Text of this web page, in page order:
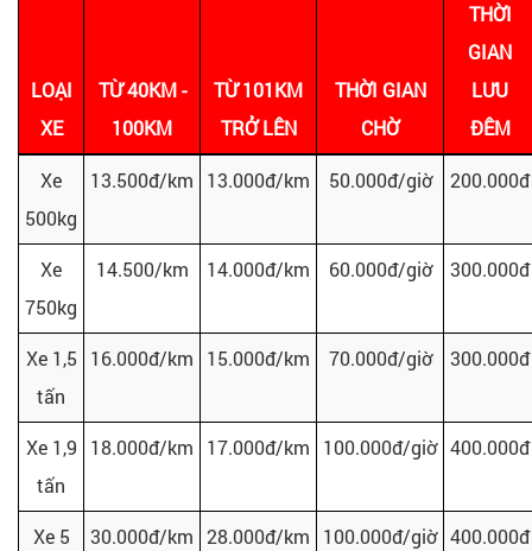
LOẠI
XE
TỪ 40KM -
100KM
TỪ 101KM
TRỞ LÊN
THỜI GIAN
CHỜ
THỜI
GIAN
LƯU
ĐÊM
Xe
500kg
13.500đ/km 13.000đ/km 50.000đ/giờ 200.000đ
Xe
750kg
14.500/km 14.000đ/km 60.000đ/giờ 300.000đ
Xe 1,5
tấn
16.000đ/km 15.000đ/km 70.000đ/giờ 300.000đ
Xe 1,9
tấn
18.000đ/km 17.000đ/km 100.000đ/giờ 400.000đ
Xe 5
30.000đ/km 28.000đ/km 100.000đ/giờ 400.000đ